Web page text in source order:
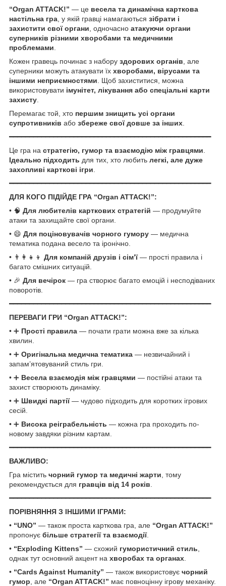
“Organ ATTACK!” — це весела та динамічна карткова
настільна гра , у якій гравці намагаються зібрати і
захистити свої органи , одночасно атакуючи органи
суперників різними хворобами та медичними
проблемами
Кожен гравець починає з набору здорових органів , але
суперники можуть атакувати їх хворобами, вірусами та
іншими неприємностями . Щоб захиститися, можна
використовувати імунітет, лікування або спеціальні карти
захисту
Перемагає той, хто першим знищить усі органи
супротивників або збереже свої довше за інших
━━━━━━━━━━━━━━━━━━━━━━━━━━━━━━━━━━━━━━━━━━━━━━━━━━
Це гра на стратегію, гумор та взаємодію між гравцями
Ідеально підходить для тих, хто любить легкі, але дуже
захопливі карткові ігри
━━━━━━━━━━━━━━━━━━━━━━━━━━━━━━━━━━━━━━━━━━━━━━━━━━
ДЛЯ КОГО ПІДІЙДЕ ГРА “Organ ATTACK!”:
• 🧠 Для любителів карткових стратегій — продумуйте
атаки та захищайте свої органи.
• 😄 Для поціновувачів чорного гумору — медична
тематика подана весело та іронічно.
• 👨‍👩‍👧‍👦 Для компаній друзів і сім’ї— прості правила і
багато смішних ситуацій.
• 🎉 Для вечірок — гра створює багато емоцій і несподіваних
поворотів.
━━━━━━━━━━━━━━━━━━━━━━━━━━━━━━━━━━━━━━━━━━━━━━━━━━
ПЕРЕВАГИ ГРИ “Organ ATTACK!”:
• ➕ Прості правила — почати грати можна вже за кілька
хвилин.
• ➕ Оригінальна медична тематика — незвичайний і
запам’ятовуваний стиль гри.
• ➕ Весела взаємодія між гравцями — постійні атаки та
захист створюють динаміку.
• ➕ Швидкі партії— чудово підходить для коротких ігрових
сесій.
• ➕ Висока реіграбельність — кожна гра проходить по-
новому завдяки різним картам.
━━━━━━━━━━━━━━━━━━━━━━━━━━━━━━━━━━━━━━━━━━━━━━━━━━
ВАЖЛИВО:
Гра містить чорний гумор та медичні жарти , тому
рекомендується для гравців від 14 років
━━━━━━━━━━━━━━━━━━━━━━━━━━━━━━━━━━━━━━━━━━━━━━━━━━
ПОРІВНЯННЯ З ІНШИМИ ІГРАМИ:
• “UNO” — також проста карткова гра, але “Organ ATTACK!”
пропонує більше стратегії та взаємодії.
• “Exploding Kittens” — схожий гумористичний стиль
однак тут основний акцент на хворобах та органах
• “Cards Against Humanity” — також використовує чорний
гумор , але “Organ ATTACK!” має повноцінну ігрову механіку.